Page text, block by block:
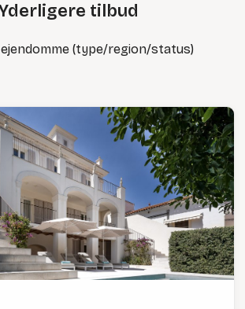
tilbud
(type/region/status)